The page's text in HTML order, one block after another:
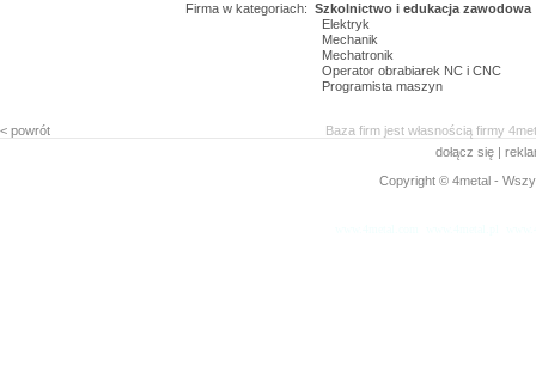
Firma w kategoriach: Szkolnictwo i edukacja zawodowa
Elektryk
Mechanik
Mechatronik
Operator obrabiarek NC i CNC
Programista maszyn
< powrót
Baza firm jest własnością firmy
dołącz się |
Copyright © 4metal -